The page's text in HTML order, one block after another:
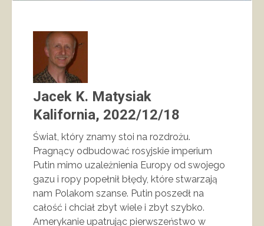
Jacek K. Matysiak
Kalifornia, 2022/12/18
Świat, który znamy stoi na rozdrożu.
Pragnący odbudować rosyjskie imperium
Putin mimo uzależnienia Europy od swojego
gazu i ropy popełnił błędy, które stwarzają
nam Polakom szanse. Putin poszedł na
całość i chciał zbyt wiele i zbyt szybko.
Amerykanie upatrując pierwszeństwo w